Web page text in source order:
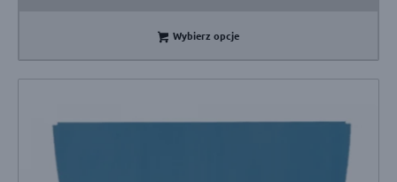
589,00 zł
Wybierz opcje